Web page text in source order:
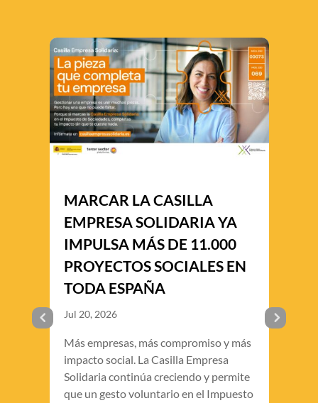
MARCAR LA CASILLA
EMPRESA SOLIDARIA YA
IMPULSA MÁS DE 11.000
PROYECTOS SOCIALES EN
TODA ESPAÑA
Jul 20, 2026
Más empresas, más compromiso y más
impacto social. La Casilla Empresa
Solidaria continúa creciendo y permite
que un gesto voluntario en el Impuesto